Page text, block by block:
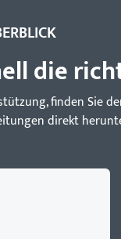
die
finden Sie
direkt